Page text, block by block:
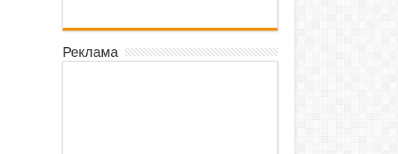
Реклама